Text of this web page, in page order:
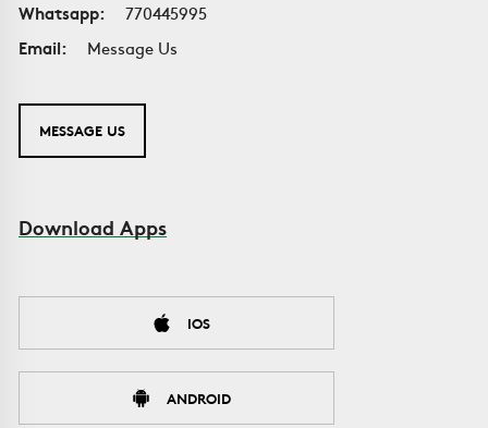
Whatsapp:
770445995
Email:
Message Us
MESSAGE US
Download Apps
IOS
ANDROID